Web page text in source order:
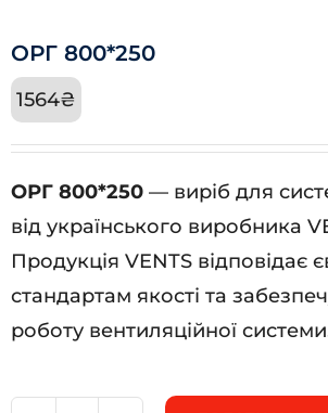
ОРГ 800*250
1564₴
ОРГ 800*250 — виріб для
від українського виробника
Продукція VENTS відповідає
стандартам якості та
роботу вентиляційної